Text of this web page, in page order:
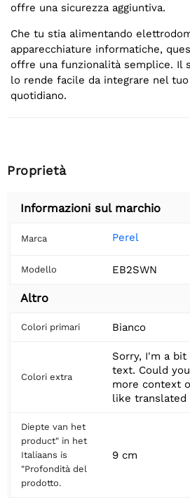
offre una sicurezza aggiuntiva.
Che tu stia alimentando
apparecchiature informatiche,
offre una funzionalità semplice. Il
lo rende facile da integrare nel
quotidiano.
Proprietà
Informazioni sul marchio
Marca Perel
Modello EB2SWN
Altro
Colori primari Bianco
Colori extra
Sorry, I'm a
text. Could
more context
like translated
Diepte van het
product" in het
Italiaans is
"Profondità del
prodotto.
9 cm